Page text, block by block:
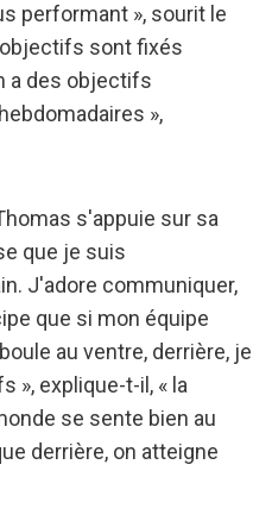
performant », sourit le
sont fixés
a des objectifs
»,
s'appuie sur sa
que je suis
J'adore communiquer,
que si mon équipe
au ventre, derrière, je
», explique-t-il, « la
se sente bien au
derrière, on atteigne